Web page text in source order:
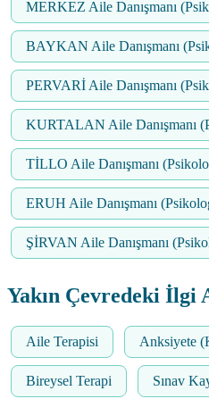
MERKEZ Aile Danışmanı
BAYKAN Aile Danışmanı
PERVARİ Aile Danışmanı
KURTALAN Aile Danışmanı
TİLLO Aile Danışmanı
ERUH Aile Danışmanı
ŞİRVAN Aile Danışmanı
Yakın Çevredeki İlgi
Aile Terapisi Anksiyete
Bireysel Terapi Sınav